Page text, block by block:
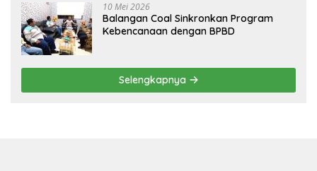
10 Mei 2026
Balangan Coal Sinkronkan Program
Kebencanaan dengan BPBD
Selengkapnya